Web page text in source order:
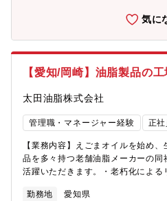
ント 2. 業務改善・プロセス設計
りがい >>挑戦できる環境や風土が
できる。「小少軽短美」の行動理念
することができます。
気に
【愛知/岡崎】油脂製品の
太田油脂株式会社
管理職・マネージャー経験 正社
【業務内容】えごまオイルを始め
品を多々持つ老舗油脂メーカーの
活躍いただきます。・老朽化による
衝※将来的には工場全体のマネジメ
勤務地 愛知県